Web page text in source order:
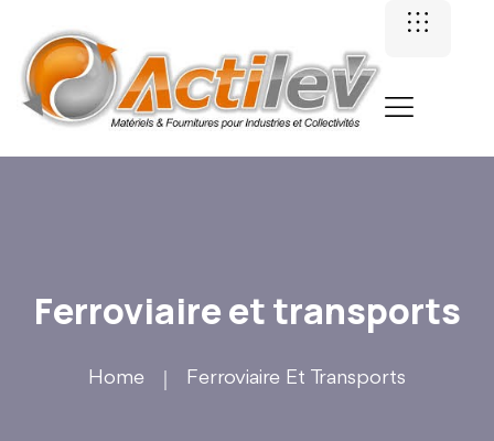
Ferroviaire et transports
Home Ferroviaire Et Transports